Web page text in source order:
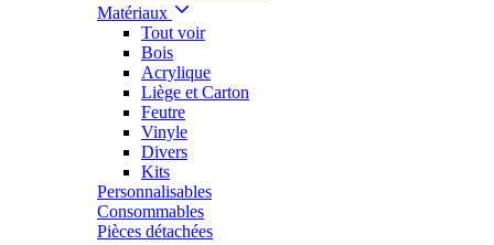
Matériaux
Tout voir
Bois
Acrylique
Liège et Carton
Feutre
Vinyle
Divers
Kits
Personnalisables
Consommables
Pièces détachées